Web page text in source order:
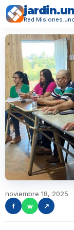
Red
noviembre 18, 2025
f
w ↗